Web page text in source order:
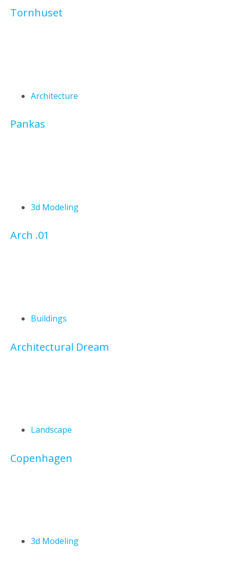
Tornhuset
Architecture
Pankas
3d Modeling
Arch .01
Buildings
Architectural Dream
Landscape
Copenhagen
3d Modeling